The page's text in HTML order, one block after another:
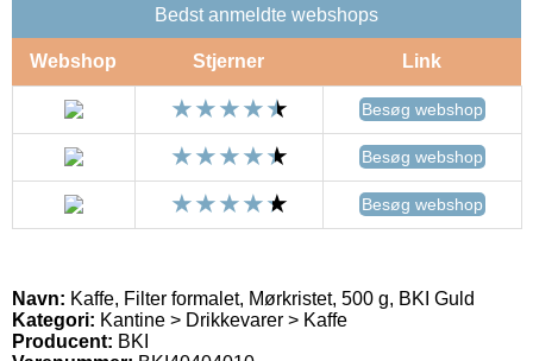
Bedst anmeldte webshops
Webshop Stjerner Link
Besøg webshop
Besøg webshop
Besøg webshop
Navn: Kaffe, Filter formalet, Mørkristet, 500 g, BKI Guld
Kategori: Kantine > Drikkevarer > Kaffe
Producent: BKI